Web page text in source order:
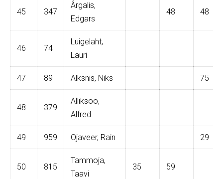
45 347
Ârgalis,
Edgars
48 48
46 74
Luigelaht,
Lauri
47 89 Alksnis, Niks 75
48 379
Alliksoo,
Alfred
49 959 Ojaveer, Rain 29
50 815
Tammoja,
Taavi
35 59